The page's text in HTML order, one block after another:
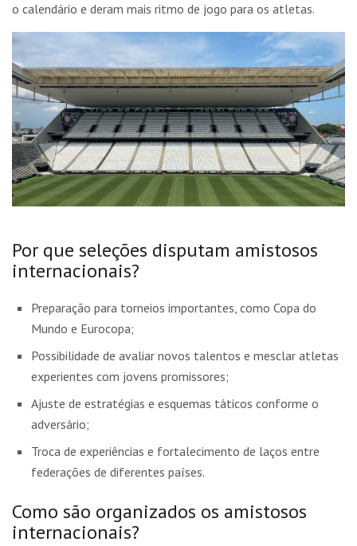
o calendário e deram mais ritmo de jogo para os atletas.
Por que seleções disputam amistosos
internacionais?
Preparação para torneios importantes, como Copa do
Mundo e Eurocopa;
Possibilidade de avaliar novos talentos e mesclar atletas
experientes com jovens promissores;
Ajuste de estratégias e esquemas táticos conforme o
adversário;
Troca de experiências e fortalecimento de laços entre
federações de diferentes países.
Como são organizados os amistosos
internacionais?